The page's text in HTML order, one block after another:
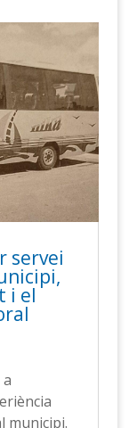
servei
i el
municipi.